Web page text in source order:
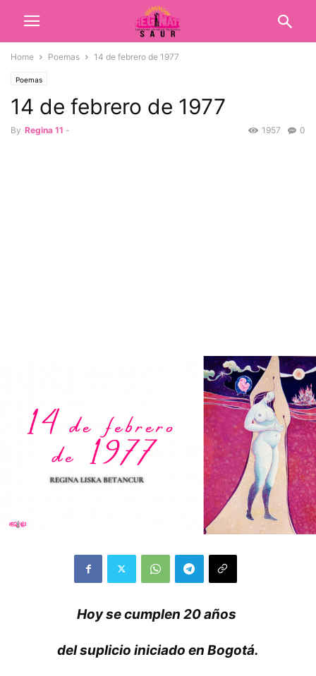
Home Poemas 14 de febrero de 1977
Poemas
14 de febrero de 1977
By Regina 11 - 0
1957
Hoy se cumplen 20 años
del suplicio iniciado en Bogotá.